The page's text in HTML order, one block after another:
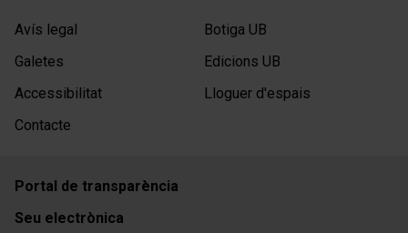
Avís legal
Galetes
Accessibilitat
Contacte
Botiga UB
Edicions UB
Lloguer d'espais
Portal de transparència
Seu electrònica